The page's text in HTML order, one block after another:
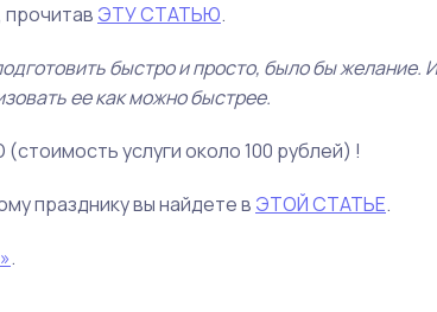
прочитав ЭТУ СТАТЬЮ.
быстро и просто, было бы желание.
ее как можно быстрее.
услуги около 100 рублей) !
празднику вы найдете в ЭТОЙ СТАТЬЕ.
.